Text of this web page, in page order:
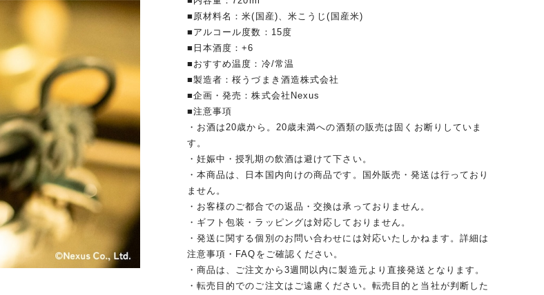
■原材料名：米(国産)、米こうじ(国産米)
■アルコール度数：15度
■日本酒度：+6
■おすすめ温度：冷/常温
■製造者：桜うづまき酒造株式会社
■企画・発売：株式会社Nexus
■注意事項
・お酒は20歳から。20歳未満への酒類の販売は固くお断りしていま
す。
・妊娠中・授乳期の飲酒は避けて下さい。
・本商品は、日本国内向けの商品です。国外販売・発送は行っており
ません。
・お客様のご都合での返品・交換は承っておりません。
・ギフト包装・ラッピングは対応しておりません。
・発送に関する個別のお問い合わせには対応いたしかねます。詳細は
注意事項・FAQをご確認ください。
・商品は、ご注文から3週間以内に製造元より直接発送となります。
・転売目的でのご注文はご遠慮ください。転売目的と当社が判断した